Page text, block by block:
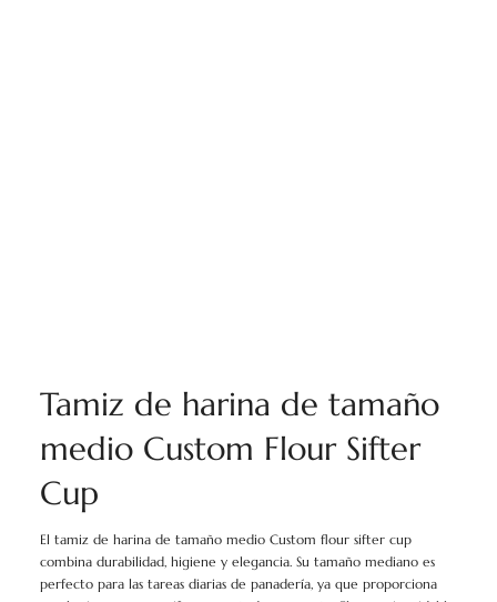
Tamiz de harina de tamaño
medio Custom Flour Sifter
Cup
El tamiz de harina de tamaño medio Custom flour sifter cup
combina durabilidad, higiene y elegancia. Su tamaño mediano es
perfecto para las tareas diarias de panadería, ya que proporciona